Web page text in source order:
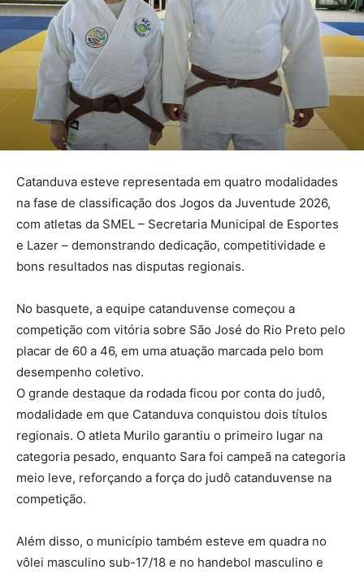
Catanduva esteve representada em quatro modalidades
na fase de classificação dos Jogos da Juventude 2026,
com atletas da SMEL – Secretaria Municipal de Esportes
e Lazer – demonstrando dedicação, competitividade e
bons resultados nas disputas regionais.
No basquete, a equipe catanduvense começou a
competição com vitória sobre São José do Rio Preto pelo
placar de 60 a 46, em uma atuação marcada pelo bom
desempenho coletivo.
O grande destaque da rodada ficou por conta do judô,
modalidade em que Catanduva conquistou dois títulos
regionais. O atleta Murilo garantiu o primeiro lugar na
categoria pesado, enquanto Sara foi campeã na categoria
meio leve, reforçando a força do judô catanduvense na
competição.
Além disso, o município também esteve em quadra no
vôlei masculino sub-17/18 e no handebol masculino e